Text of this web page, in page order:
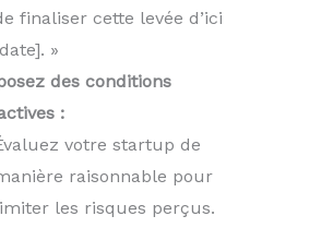
finaliser cette levée d’ici
»
des conditions
:
votre startup de
raisonnable pour
les risques perçus.